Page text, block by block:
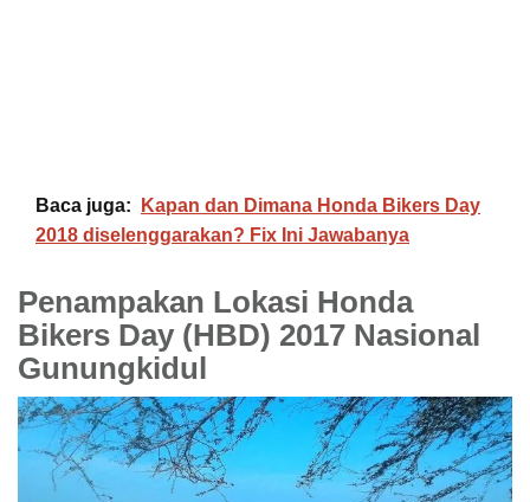
Baca juga:
Kapan dan Dimana Honda Bikers Day
2018 diselenggarakan? Fix Ini Jawabanya
Penampakan Lokasi Honda
Bikers Day (HBD) 2017 Nasional
Gunungkidul